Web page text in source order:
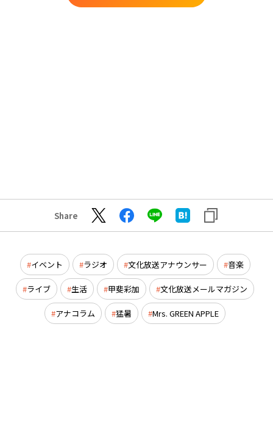
Share
イベント ラジオ 文化放送アナウンサー 音楽
ライブ 生活 甲斐彩加 文化放送メールマガジン
アナコラム 猛暑 Mrs. GREEN APPLE